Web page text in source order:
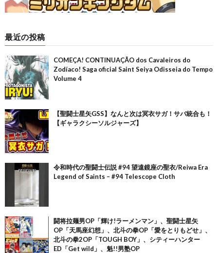
最近の投稿
COMEÇA! CONTINUAÇÃO dos Cavaleiros do
Zodíaco! Saga oficial Saint Seiya Odisseia do Tempo
Volume 4
【聖闘士星矢GSS】なんと次は冥衣サガ！サバ統合も！
【ギャラクシーソルジャーズ】
令和時代の聖闘士伝説 #94 望遠鏡座の聖衣/Reiwa Era
Legend of Saints – #94 Telescope Cloth
闘将拉麺男OP「輝け!ラーメンマン」、聖闘士星矢
OP「天馬座幻想」、北斗の拳OP「愛をとりもどせ」、
北斗の拳2OP「TOUGH BOY」、シティーハンター
ED「Get wild」、魁!!男塾OP